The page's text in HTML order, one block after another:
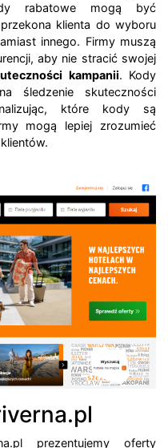
rabatowe mogą być
klienta do wyboru
innego. Firmy muszą
aby nie stracić swojej
kampanii. Kody
śledzenie skuteczności
które kody są
mogą lepiej zrozumieć
prezentujemy oferty